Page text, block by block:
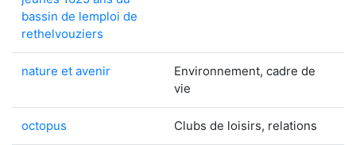
bassin de lemploi de
rethelvouziers
nature et avenir
Environnement, cadre de
vie
octopus Clubs de loisirs, relations